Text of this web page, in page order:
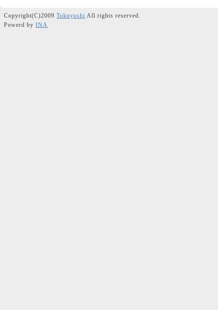
Copyright(C)2009 Tokuyoshi All rights reserved.
Powerd by INA